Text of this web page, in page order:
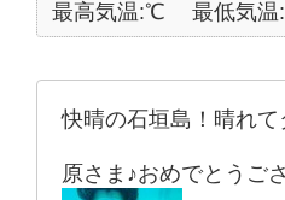
最高気温:℃
最低気
快晴の石垣島！晴れ
原さま♪おめでとうご